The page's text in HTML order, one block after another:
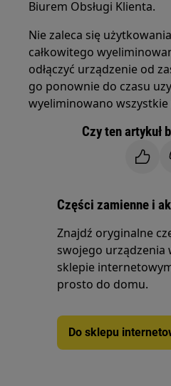
Biurem Obsługi Klienta.
Nie zaleca się
całkowitego
odłączyć urządzenie od
go ponownie do czasu
wyeliminowano wszystkie
Czy ten artykuł
Części zamienne i
Znajdź oryginalne
swojego urządzenia
sklepie
prosto do domu.
Do sklepu